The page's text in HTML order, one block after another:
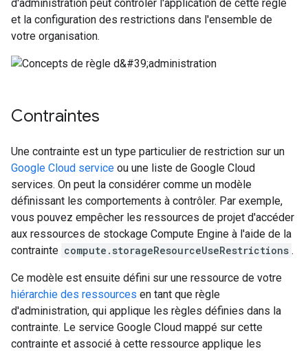
d'administration peut contrôler l'application de cette règle
et la configuration des restrictions dans l'ensemble de
votre organisation.
Contraintes
Une contrainte est un type particulier de restriction sur un
Google Cloud service ou une liste de Google Cloud
services. On peut la considérer comme un modèle
définissant les comportements à contrôler. Par exemple,
vous pouvez empêcher les ressources de projet d'accéder
aux ressources de stockage Compute Engine à l'aide de la
contrainte compute.storageResourceUseRestrictions .
Ce modèle est ensuite défini sur une ressource de votre
hiérarchie des ressources en tant que règle
d'administration, qui applique les règles définies dans la
contrainte. Le service Google Cloud mappé sur cette
contrainte et associé à cette ressource applique les